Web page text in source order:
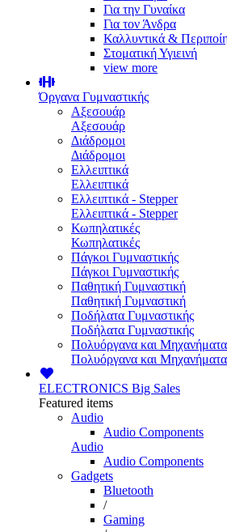
Για την Γυναίκα
Για τον Άνδρα
Καλλυντικά &
Στοματική Υγιεινή
view more
Όργανα Γυμναστικής
Αξεσουάρ
Αξεσουάρ
Διάδρομοι
Διάδρομοι
Ελλειπτικά
Ελλειπτικά
Ελλειπτικά - Stepper
Ελλειπτικά - Stepper
Κωπηλατικές
Κωπηλατικές
Πάγκοι Γυμναστικής
Πάγκοι Γυμναστικής
Παθητική Γυμναστική
Παθητική Γυμναστική
Ποδήλατα Γυμναστικής
Ποδήλατα Γυμναστικής
Πολυόργανα και
Πολυόργανα και
ELECTRONICS Big Sales
Featured items
Audio
Audio Components
Audio
Audio Components
Gadgets
Bluetooth
/
Gaming